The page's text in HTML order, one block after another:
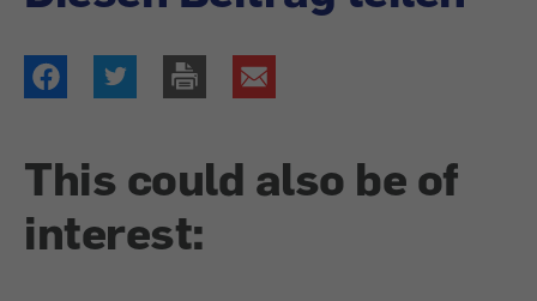
This could also be of
interest: